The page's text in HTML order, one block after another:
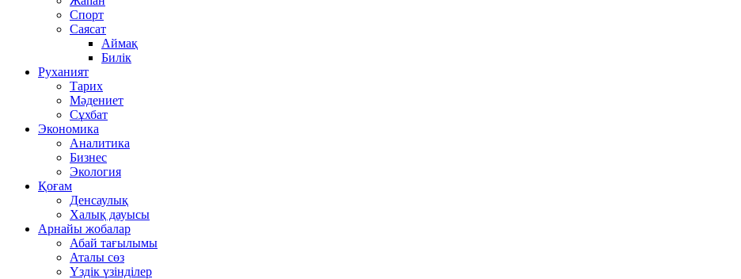
Спорт
Саясат
Аймақ
Билік
Руханият
Тарих
Мәдениет
Сұхбат
Экономика
Аналитика
Бизнес
Экология
Қоғам
Денсаулық
Халық дауысы
Арнайы жобалар
Абай тағылымы
Аталы сөз
Үздік үзінділер